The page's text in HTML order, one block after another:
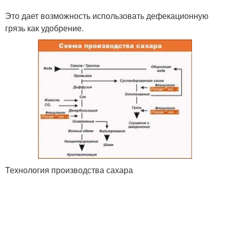
Это дает возможность использовать дефекационную
грязь как удобрение.
Технология производства сахара